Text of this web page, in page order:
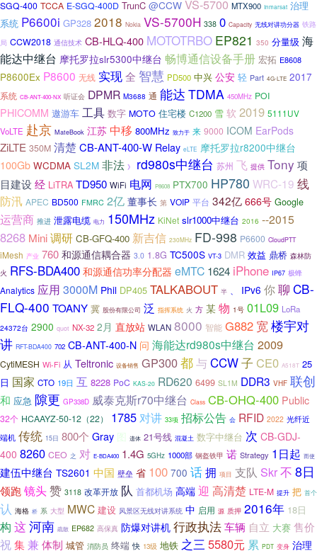
SGQ-400 TCCA E-SGQ-400D TrunC @CCW VS-5700 MTX900 Inmarsat 治理
系统 P6600i GP328 2018 Nokia VS-5700H 338 0 Capacity 无线对讲功分器 铁路
局 CCW2018 通信技术 CB-HLQ-400 MOTOTRBO EP821 350 分量级 海
能达中继台 摩托罗拉slr5300中继台 畅博通信设备手册 宏拓 E8608
P8600Ex P8600 无线 实现全 智慧 PD500 中兴 公安 轻 Part 4G-LTE 2017
系统 CB-ANT-400-NX 听证会 DPMR M3688 通 能达 TDMA 450MHz POI
PHICOMM 遨游车 工具 数字 MOTO 住宅楼 C1200 雪 软 2019 5111UV
VoLTE 赴京 MateBook 江苏 中移 800MHz 致力于 来 9000 ICOM EarPods
ZiLTE 350M 清楚CB-ANT-400-W Relay eLTE 摩托罗拉r8200中继台
100Gb WCDMA SL2M 非法 》 rd980s中继台 苏州 飞 提供 Tony 项
目建设经 LiTRA TD950 WiFi 电网 P8608 PTX700 HP780 WRC-19 线
防汛 APEC BD500 FMRC 2亿 董事长 第 VOIP 平台 342亿 666号 Google
运营商 推进 泄露电缆 电力 150MHz KiNet slr1000中继台 2016 --2015
8268 Mini调研 CB-GFQ-400 新吉信 230MHz FD-998 P6600 CloudPTT
iMesh 产业 760 和源通信耦合器 3.0 1.8G TC500S VT-3 DMR 效益 鼎桥 森林防
火 RFS-BDA400 和源通信功率分配器 eMTC 1624 iPhone IP67 极蜂
Analytics 应用 3000M Phil DP405 TALKABOUT 半 IPv6 你聊 CB-
FLQ-400 TOANY 冀 股份有限公司 泛 指挥系统 火 方 某 物 1号 01L09 LoRa
24372台 2900 quot NX-32 2月 直放站 WLAN 8000 智能 G882 宽楼宇对
讲 RFT-BDA400 702 CB-ANT-400-N 问 海能达rd980s中继台 2009
CytiMESH Wi-Fi 从 Teltronic 设备销售 GP300都与 CCW子 CE0 A518T 25
日 国家 CTO 19日 互 8228 PoC KAS-20 RD620 6499 SL1M DDR3 VHF 联创
和 应急 隙更 GP338D 威泰克斯r70中继台 Class CB-OHQ-400 Public
32个 HCAAYZ-50-12（22） 1785对讲 33项 招标公告 会 RFID 2022 光纤近
端机 传统 15日 800个 Gray 图 遗体 21号线 混凝土 数字中继台 次 CB-GDJ-
400 8260 CEO 之 对 E-BDA400 1.4G 5GHz 1000部 钢盔铁甲 诺 Strategy 1日起 而使
建伍中继台 TS2601 中国 壁垒 省 100 700 话拥 项目 支队 Skr不 8日
领跑镜头赞 3118 改革开放 队 首都机场 高端 迎 高清楚 LTE-M 提升 把 首个
认 海格 桥 系 大型 MWC 建设 风景区无线对讲系统 中 启用 源 质押 2016年 18日
构 这河南 疏散 EP682 高保真 防爆对讲机 行政执法车辆 自立 大赛 售价
祝集兼体制 城管 消防员 终端 快 13级 地铁 之三 5580元 累 PDT 变身 治理